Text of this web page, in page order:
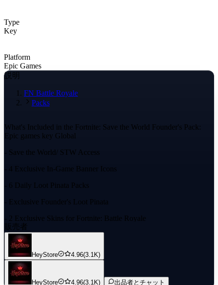
Type
Key
Platform
Epic Games
説明
FN Battle Royale
Packs
What's Included in the Fortnite: Save the World Founder's Pack:
Epic games key Global
- Save the World/ STW Access
- 4 Exclusive In-Game Banner Icons
- 6 Daily Loot Pinata Packs
- Exclusive Founder's Loot Pinata
- 2 Exclusive Skins for Fortnite: Battle Royale
- Save the World Quests which rewards Unlimited V-Bucks
When you order this you will receive a CD Keys which you will
activate on your Epic Games account. This is not an account for
sale and can be activated on your personal fortnite account.
販売者
HeyStore 4.96(3.1K)
HeyStore 4.96(3.1K) 出品者とチャット